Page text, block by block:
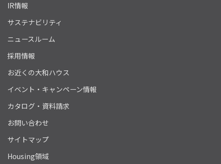
IR情報
サステナビリティ
ニュースルーム
採用情報
お近くの大和ハウス
イベント・キャンペーン情報
カタログ・資料請求
お問い合わせ
サイトマップ
Housing領域